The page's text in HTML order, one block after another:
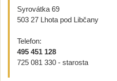
Syrovátka 69
503 27 Lhota pod Libčany
Telefon:
495 451 128
725 081 330 - starosta